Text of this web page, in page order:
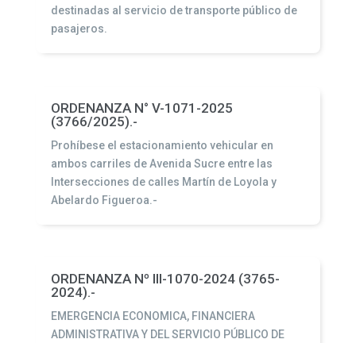
destinadas al servicio de transporte público de
pasajeros.
ORDENANZA N° V-1071-2025
(3766/2025).-
Prohíbese el estacionamiento vehicular en
ambos carriles de Avenida Sucre entre las
Intersecciones de calles Martín de Loyola y
Abelardo Figueroa.-
ORDENANZA Nº III-1070-2024 (3765-
2024).-
EMERGENCIA ECONOMICA, FINANCIERA
ADMINISTRATIVA Y DEL SERVICIO PÚBLICO DE